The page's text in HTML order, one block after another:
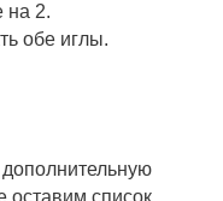
на 2.
обе иглы.